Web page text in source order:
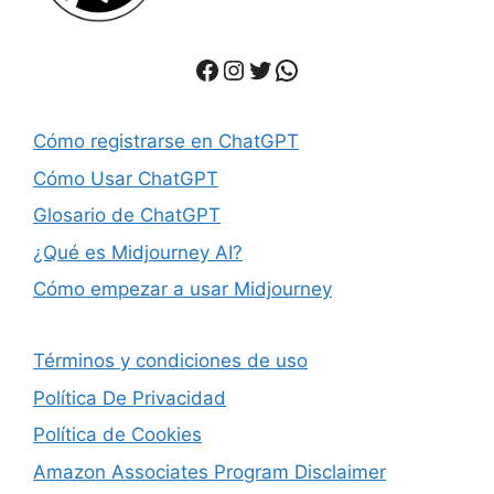
Facebook
Instagram
Twitter
WhatsApp
Cómo registrarse en ChatGPT
Cómo Usar ChatGPT
Glosario de ChatGPT
¿Qué es Midjourney AI?
Cómo empezar a usar Midjourney
Términos y condiciones de uso
Política De Privacidad
Política de Cookies
Amazon Associates Program Disclaimer